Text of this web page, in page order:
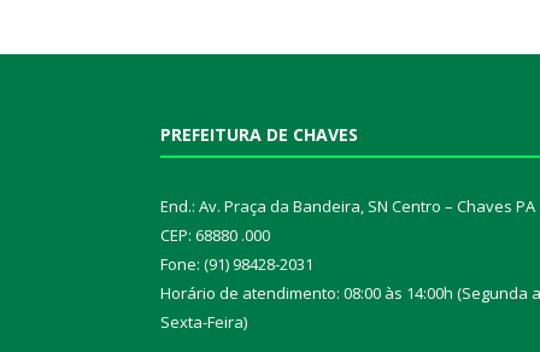
PREFEITURA DE CHAVES
End.: Av. Praça da Bandeira, SN Centro – Chaves PA
CEP: 68880 .000
Fone: (91) 98428-2031
Horário de atendimento: 08:00 às 14:00h (Segunda a
Sexta-Feira)